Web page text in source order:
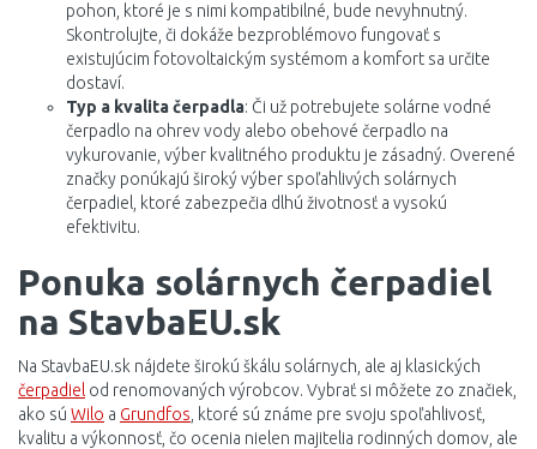
pohon, ktoré je s nimi kompatibilné, bude nevyhnutný.
Skontrolujte, či dokáže bezproblémovo fungovať s
existujúcim fotovoltaickým systémom a komfort sa určite
dostaví.
Typ a kvalita čerpadla: Či už potrebujete solárne vodné
čerpadlo na ohrev vody alebo obehové čerpadlo na
vykurovanie, výber kvalitného produktu je zásadný. Overené
značky ponúkajú široký výber spoľahlivých solárnych
čerpadiel, ktoré zabezpečia dlhú životnosť a vysokú
efektivitu.
Ponuka solárnych čerpadiel
na StavbaEU.sk
Na StavbaEU.sk nájdete širokú škálu solárnych, ale aj klasických
čerpadiel od renomovaných výrobcov. Vybrať si môžete zo značiek,
ako sú Wilo a Grundfos , ktoré sú známe pre svoju spoľahlivosť,
kvalitu a výkonnosť, čo ocenia nielen majitelia rodinných domov, ale